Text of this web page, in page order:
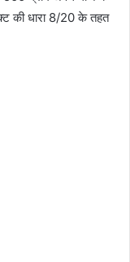
की धारा 8/20 के तहत